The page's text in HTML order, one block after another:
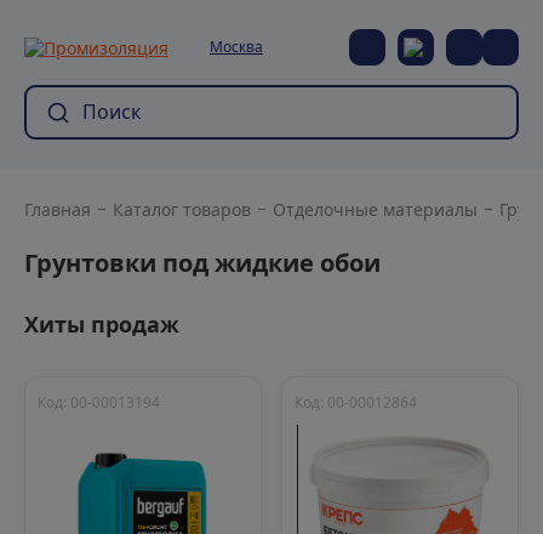
Москва
Главная Каталог товаров Отделочные материалы
Грунтовки под жидкие обои
Хиты продаж
Код: 00-00013194 Код: 00-00012864